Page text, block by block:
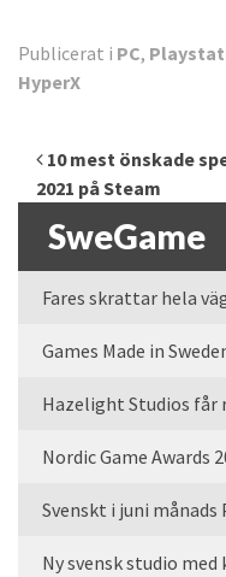
Publicerat i PC,
HyperX
Inläggsnavigering
10 mest önskade
2021 på Steam
SweGame
Fares skrattar hela
Hazelight Studios får
Nordic Game Awards
Svenskt i juni
Ny svensk studio med